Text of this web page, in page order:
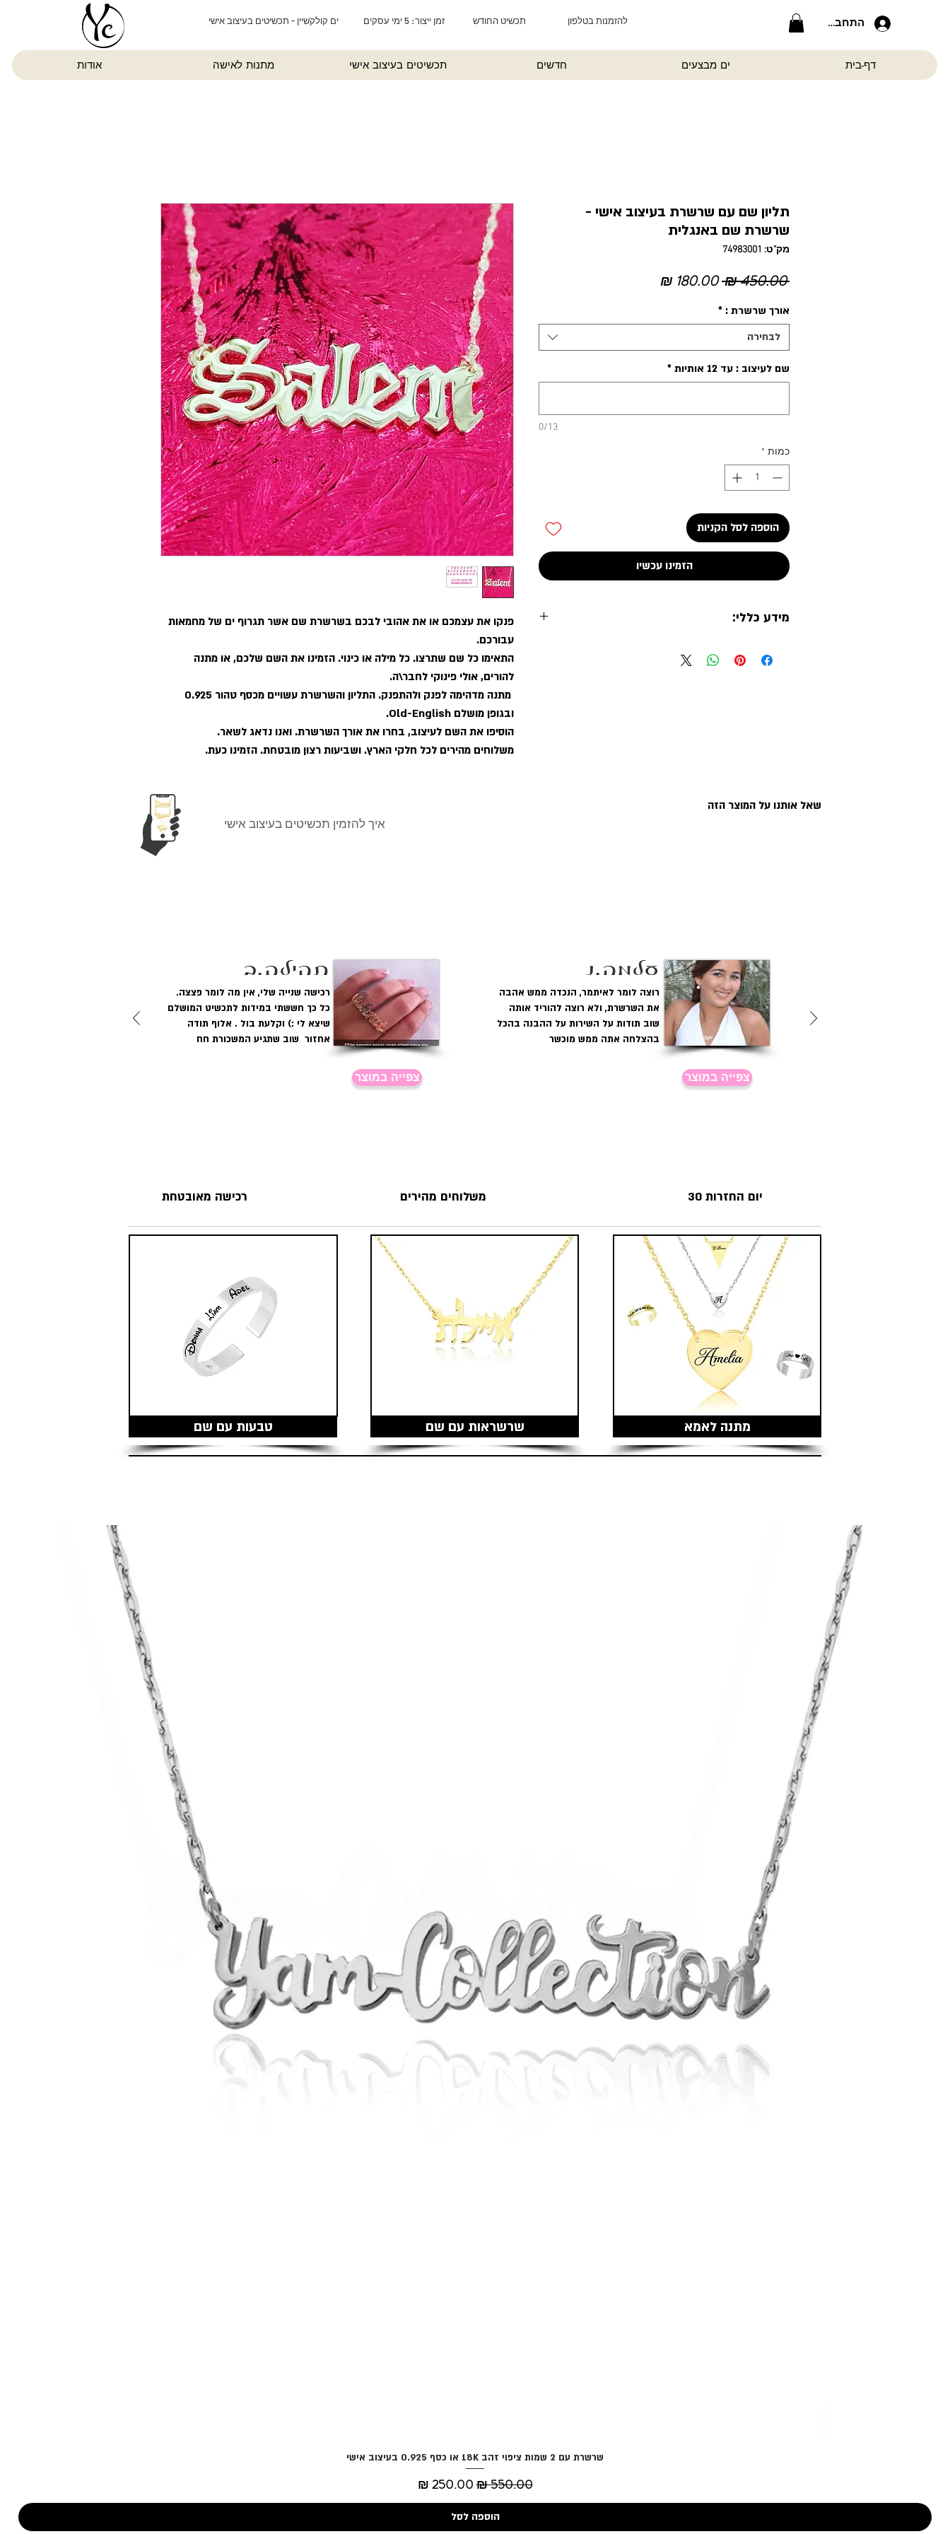
ים קולקשיין - תכשיטים בעיצוב אישי זמן ייצור: 5 ימי עסקים תכשיט החודש להזמנות בטלפון התחברות
דף-בית ים מבצעים חדשים תכשיטים בעיצוב אישי מתנות לאישה אודות
פנקו את עצמכם או את אהובי לבכם בשרשרת שם אשר תגרוף ים של מחמאות
עבורכם.
התאימו כל שם שתרצו. כל מילה או כינוי. הזמינו את השם שלכם, או מתנה
להורים, אולי פינוקי לחבר\ה.
מתנה מדהימה לפנק ולהתפנק. התליון והשרשרת עשויים מכסף טהור 0.925
ובגופן מושלם Old-English.
הוסיפו את השם לעיצוב, בחרו את אורך השרשרת. ואנו נדאג לשאר.
משלוחים מהירים לכל חלקי הארץ. ושביעות רצון מובטחת. הזמינו כעת.
תליון שם עם שרשרת בעיצוב אישי -
שרשרת שם באנגלית
מק"ט: 74983001
‏450.00 ‏₪
מחיר
מחיר
אורך שרשרת : *
לבחירה
שם לעיצוב : עד 12 אותיות *
0/13
כמות *
הוספה לסל הקניות
הזמינו עכשיו
מידע כללי:
ים קולקשיין
שאל אותנו על המוצר הזה
תהילה.ב
כל כך חששתי במידות לתכשיט המושלם
שיצא לי :) וקלעת בול . אלוף תודה
אחזור שוב שתגיע המשכורת חח
צפייה במוצר
עלמה.נ
רוצה לומר לאיתמר, הנכדה ממש אהבה
את השרשרת, ולא רוצה להוריד אותה
שוב תודות על השירות על ההבנה בהכל
בהצלחה אתה ממש מוכשר
צפייה במוצר
רכישה מאובטחת משלוחים מהירים 30 יום החזרות
טבעות עם שם שרשראות עם שם מתנה לאמא
תצוגה מהירה שרשרת עם 2 שמות ציפוי זהב 18K או כסף 0.925 בעיצוב אישי
מחיר רגיל‏550.00 ‏₪ מחיר מבצע
הוספה לסל